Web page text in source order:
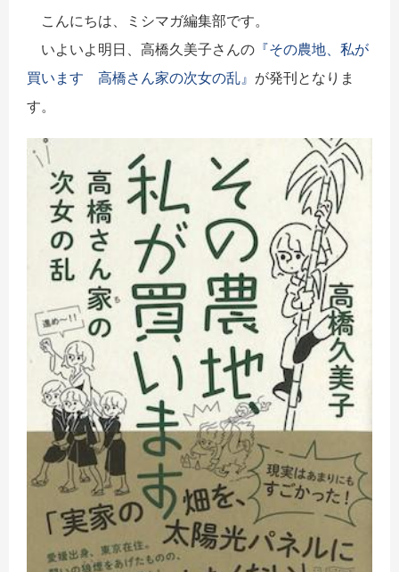
こんにちは、ミシマガ編集部です。
いよいよ明日、高橋久美子さんの 『その農地、私が
買います 高橋さん家の次女の乱』 が発刊となりま
す。